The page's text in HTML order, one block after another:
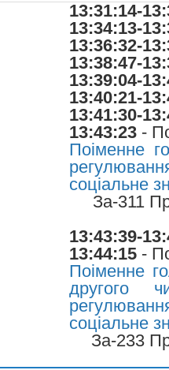
13:31:14-
13:34:13-
13:36:32-
13:38:47-
13:39:04-
13:40:21-
13:41:30-
13:43:23 -
Поіменне
соціальне
За-311
13:43:39-
13:44:15 -
Поіменне
другого
соціальне
За-233